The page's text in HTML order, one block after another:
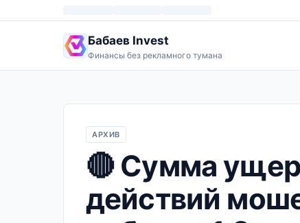
Бабаев Invest
Финансы без рекламного тумана
АРХИВ
🔴 Сумма
действий